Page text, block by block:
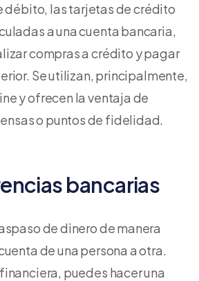
débito, las tarjetas de crédito
a una cuenta bancaria,
compras a crédito y pagar
Se utilizan, principalmente,
y ofrecen la ventaja de
o puntos de fidelidad.
bancarias
de dinero de manera
de una persona a otra.
puedes hacer una